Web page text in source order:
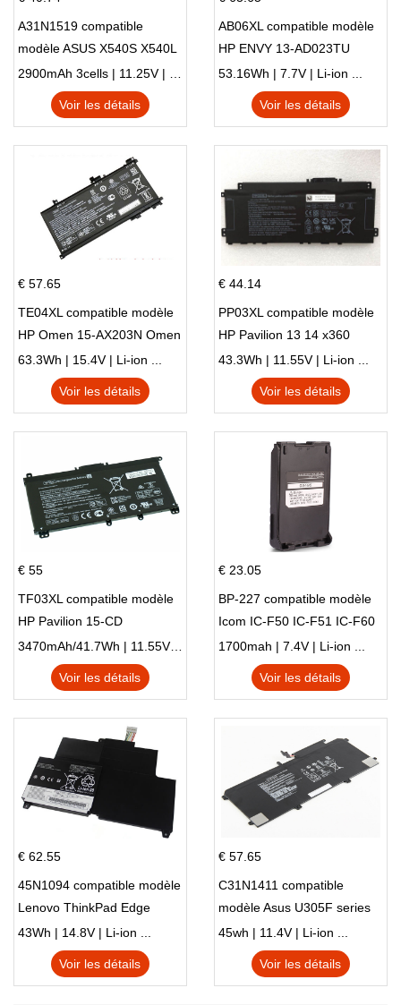
A31N1519 compatible
modèle ASUS X540S X540L
X540LA-SI302 X540SA
X540S
2900mAh 3cells | 11.25V | Li-ion ...
Voir les détails
AB06XL compatible modèle
HP ENVY 13-AD023TU
HSTNN-DB8C 921438-855
TPN-I128
53.16Wh | 7.7V | Li-ion ...
Voir les détails
€ 57.65
TE04XL compatible modèle
HP Omen 15-AX203N Omen
15 Series Pavilion 15 Series
63.3Wh | 15.4V | Li-ion ...
Voir les détails
€ 44.14
PP03XL compatible modèle
HP Pavilion 13 14 x360
L83388-AC1 L83388-421
HSTNN-LB8S M01118-421
M01144-005 13-BB 14-DV
43.3Wh | 11.55V | Li-ion ...
Voir les détails
€ 55
TF03XL compatible modèle
HP Pavilion 15-CD
3470mAh/41.7Wh | 11.55V | Li-ion ...
Voir les détails
€ 23.05
BP-227 compatible modèle
Icom IC-F50 IC-F51 IC-F60
IC-F61 IC-M87
1700mah | 7.4V | Li-ion ...
Voir les détails
€ 62.55
45N1094 compatible modèle
Lenovo ThinkPad Edge
S230u Twist
43Wh | 14.8V | Li-ion ...
Voir les détails
€ 57.65
C31N1411 compatible
modèle Asus U305F series
45wh | 11.4V | Li-ion ...
Voir les détails